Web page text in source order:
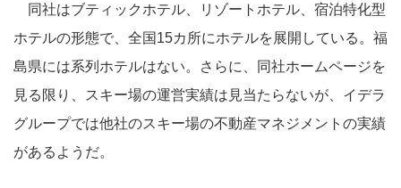
同社はブティックホテル、リゾートホテル、宿泊特化型
ホテルの形態で、全国15カ所にホテルを展開している。福
島県には系列ホテルはない。さらに、同社ホームページを
見る限り、スキー場の運営実績は見当たらないが、イデラ
グループでは他社のスキー場の不動産マネジメントの実績
があるようだ。